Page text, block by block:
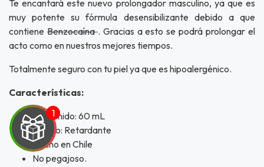
Te encantará este nuevo prolongador masculino, ya que es
muy potente su fórmula desensibilizante debido a que
contiene Benzocaína. Gracias a esto se podrá prolongar el
acto como en nuestros mejores tiempos.
Totalmente seguro con tu piel ya que es hipoalergénico.
Características:
Contenido: 60 mL
Efecto: Retardante
Hecho en Chile
No pegajoso.